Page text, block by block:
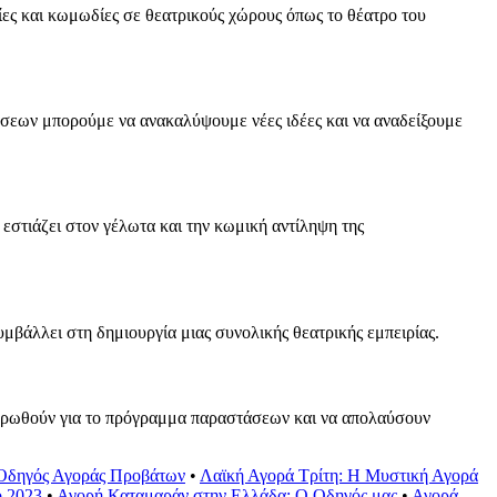
και κωμωδίες σε θεατρικούς χώρους όπως το θέατρο του
μπορούμε να ανακαλύψουμε νέες ιδέες και να αναδείξουμε
στον γέλωτα και την κωμική αντίληψη της
στη δημιουργία μιας συνολικής θεατρικής εμπειρίας.
για το πρόγραμμα παραστάσεων και να απολαύσουν
Αγοράς Προβάτων • Λαϊκή Αγορά Τρίτη: Η Μυστική Αγορά